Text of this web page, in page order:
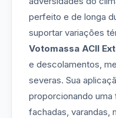
perfeito e de longa
suportar variações
Votomassa ACII
e descolamentos,
severas. Sua
proporcionando
fachadas, varandas,